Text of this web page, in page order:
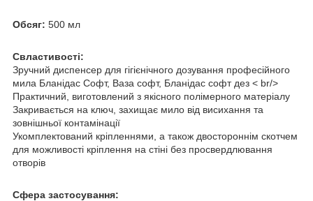
Обсяг: 500 мл
Cвластивості:
Зручний диспенсер для гігієнічного дозування професійного
мила Бланідас Софт, Ваза софт, Бланідас софт дез < br/>
Практичний, виготовлений з якісного полімерного матеріалу
Закривається на ключ, захищає мило від висихання та
зовнішньої контамінації
Укомплектований кріпленнями, а також двостороннім скотчем
для можливості кріплення на стіні без просвердлювання
отворів
Сфера застосування: